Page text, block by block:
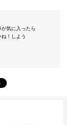
が気に入ったら
ね！しよう